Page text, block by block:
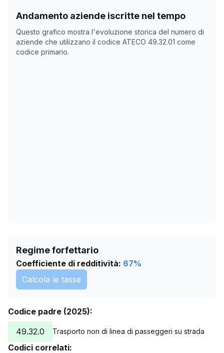
Andamento aziende iscritte nel tempo
Questo grafico mostra l'evoluzione storica del numero di
aziende che utilizzano il codice ATECO 49.32.01 come
codice primario.
Storico numero di aziende con codice ATECO
Data rilevazione
24/04/2025
0
09/11/2025
Regime forfettario
Coefficiente di redditività: 67%
Calcola le tasse
Codice padre (2025):
49.32.0
Trasporto non di linea di passeggeri su strada
Codici correlati: